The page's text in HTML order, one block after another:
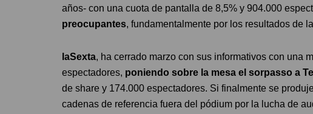
años- con una cuota de pantalla de 8,5% y 904.000
preocupantes, fundamentalmente por los resultados de
laSexta, ha cerrado marzo con sus informativos con una
espectadores, poniendo sobre la mesa el sorpasso a
de share y 174.000 espectadores. Si finalmente se
cadenas de referencia fuera del pódium por la lucha de